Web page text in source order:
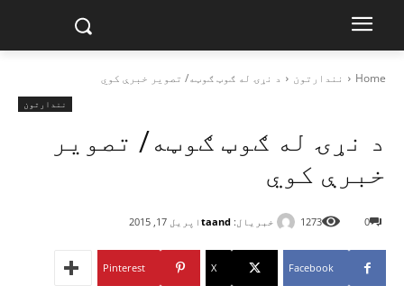
Home نندارتون د نړۍ له ګوټ ګوټه/ تصویر خبرې کوي
نندارتون
د نړۍ له ګوټ ګوټه/ تصویر
خبرې کوي
خبریال: taand اپریل 17, 2015 0
1273
Facebook
X
Pinterest